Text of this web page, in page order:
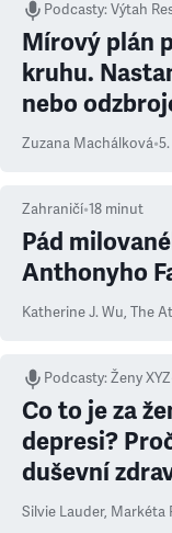
Podcasty:Výtah
Mírový plán
kruhu.
nebo
Zuzana Machálková•
Zahraničí•18 minut
Pád
Anthonyho
Katherine J. Wu, The
Podcasty:Ženy XYZ
Co to je za
depresi?
duševní
Silvie Lauder, Markéta